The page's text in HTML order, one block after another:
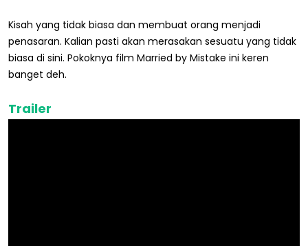
Kisah yang tidak biasa dan membuat orang menjadi
penasaran. Kalian pasti akan merasakan sesuatu yang tidak
biasa di sini. Pokoknya film Married by Mistake ini keren
banget deh.
Trailer